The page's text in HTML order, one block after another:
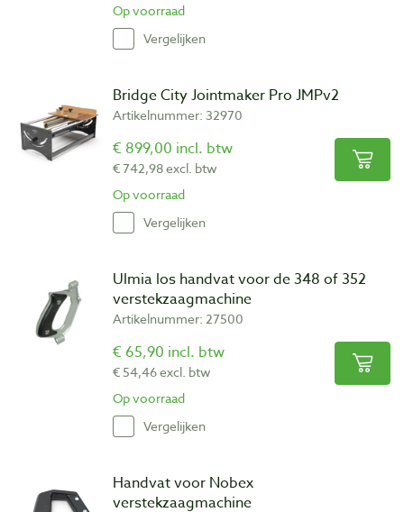
Op voorraad
Vergelijken
Bridge City Jointmaker Pro JMPv2
Artikelnummer: 32970
€ 899,00 incl. btw
€ 742,98 excl. btw
Op voorraad
Vergelijken
Ulmia los handvat voor de 348 of 352
verstekzaagmachine
Artikelnummer: 27500
€ 65,90 incl. btw
€ 54,46 excl. btw
Op voorraad
Vergelijken
Handvat voor Nobex
verstekzaagmachine